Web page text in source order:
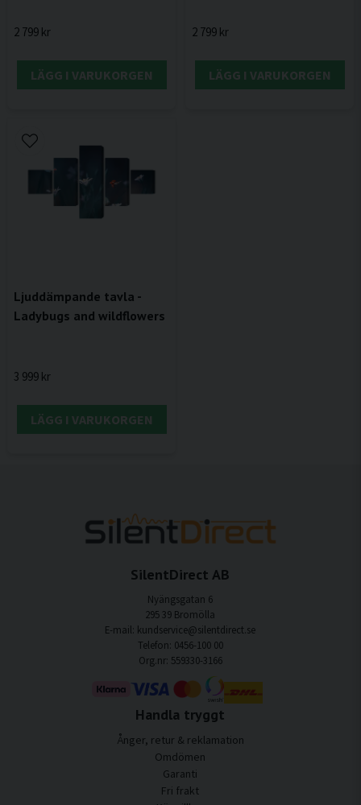
2 799 kr
LÄGG I VARUKORGEN
2 799 kr
LÄGG I VARUKORGEN
Ljuddämpande tavla -
Ladybugs and wildflowers
3 999 kr
LÄGG I VARUKORGEN
SilentDirect AB
Nyängsgatan 6
295 39 Bromölla
E-mail: kundservice@silentdirect.se
Telefon: 0456-100 00
Org.nr: 559330-3166
Handla tryggt
Ånger, retur & reklamation
Omdömen
Garanti
Fri frakt